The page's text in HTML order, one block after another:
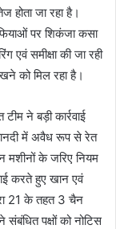
होता जा रहा है।
पर शिकंजा कसा
एवं समीक्षा की जा रही
को मिल रहा है।
ने बड़ी कार्रवाई
में अवैध रूप से रेत
मशीनों के जरिए नियम
करते हुए खान एवं
21 के तहत 3 चैन
पक्षों को नोटिस